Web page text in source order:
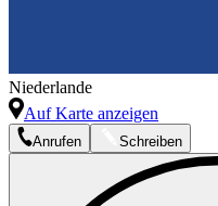
Niederlande
Auf Karte anzeigen
Anrufen Schreiben